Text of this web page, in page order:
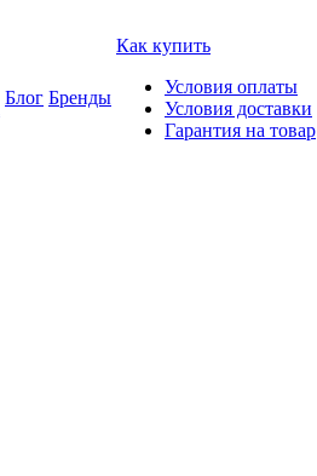
Блог Бренды
Как купить
Условия оплаты
Условия доставки
Гарантия на товар